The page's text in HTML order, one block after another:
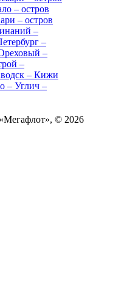
– остров
– остров
–
–
–
–
– Кижи
– Углич –
© 2026